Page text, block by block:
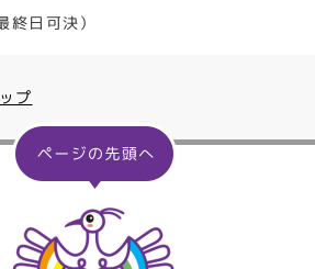
日可決）
プ